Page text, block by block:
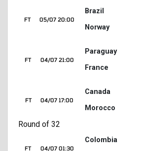
05/07 20:00
FT
Brazil
Norway
04/07 21:00
FT
Paraguay
France
04/07 17:00
FT
Canada
Morocco
Round of 32
04/07 01:30
FT
Colombia